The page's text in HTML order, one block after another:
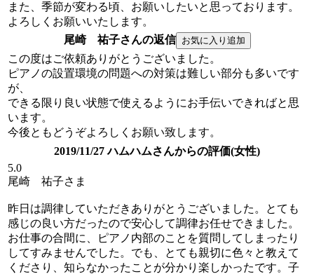
また、季節が変わる頃、お願いしたいと思っております。
よろしくお願いいたします。
尾崎 祐子さんの返信
この度はご依頼ありがとうございました。
ピアノの設置環境の問題への対策は難しい部分も多いです
が、
できる限り良い状態で使えるようにお手伝いできればと思
います。
今後ともどうぞよろしくお願い致します。
2019/11/27 ハムハムさんからの評価(女性)
5.0
尾崎 祐子さま
昨日は調律していただきありがとうございました。とても
感じの良い方だったので安心して調律お任せできました。
お仕事の合間に、ピアノ内部のことを質問してしまったり
してすみませんでした。でも、とても親切に色々と教えて
くださり、知らなかったことが分かり楽しかったです。子